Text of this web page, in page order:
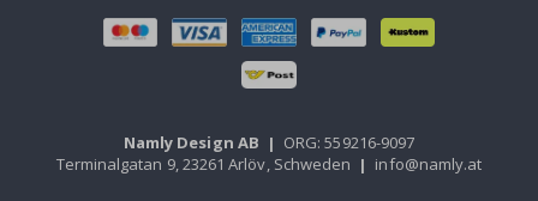
Namly Design AB | ORG: 559216-9097
Terminalgatan 9, 23261 Arlöv, Schweden | info@namly.at